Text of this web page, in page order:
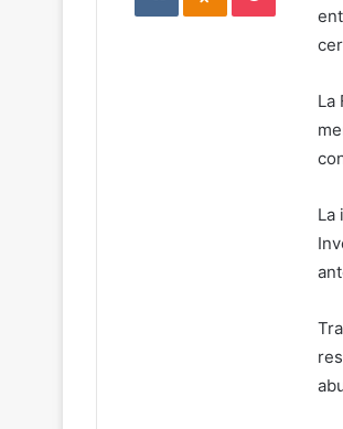
La
La